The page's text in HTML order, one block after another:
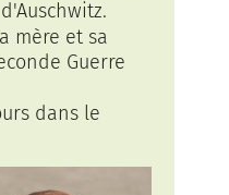
mère et sa
Guerre
dans le